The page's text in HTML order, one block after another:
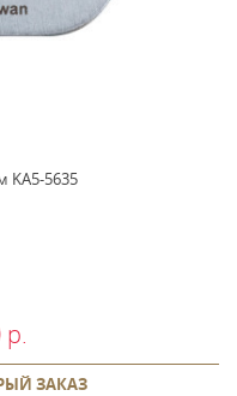
KA5-5635
р.
ЗАКАЗ